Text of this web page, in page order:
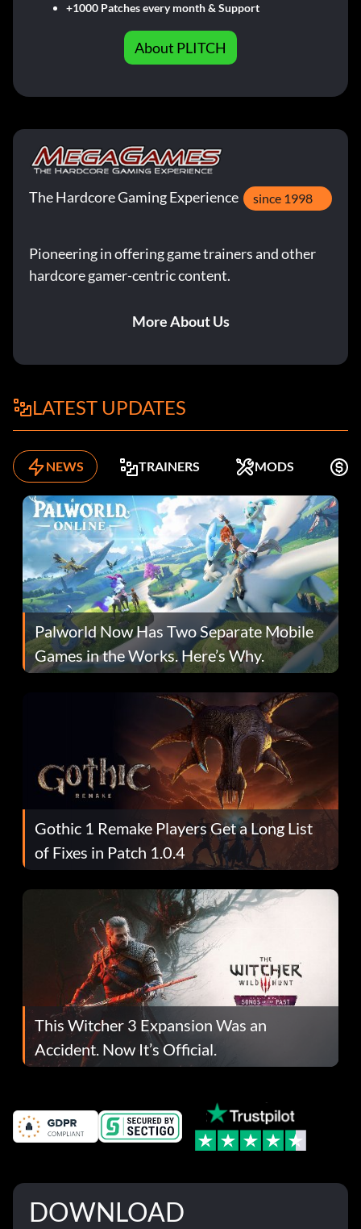
+1000 Patches every month & Support
About PLITCH
The Hardcore Gaming Experience since 1998
Pioneering in offering game trainers and other
hardcore gamer-centric content.
More About Us
LATEST UPDATES
NEWS TRAINERS MODS
Palworld Now Has Two Separate Mobile
Games in the Works. Here’s Why.
Gothic 1 Remake Players Get a Long List
of Fixes in Patch 1.0.4
This Witcher 3 Expansion Was an
Accident. Now It’s Official.
DOWNLOAD